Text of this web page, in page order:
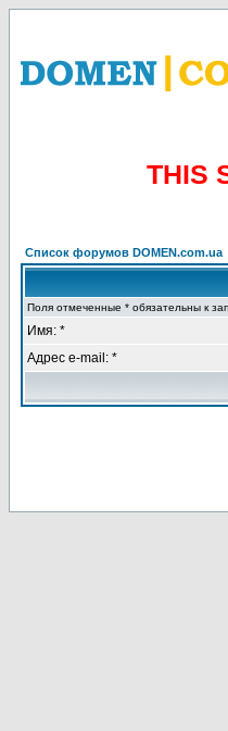
THIS
Список форумов DOMEN.com.ua
Поля отмеченные * обязательны к
Имя: *
Адрес e-mail: *